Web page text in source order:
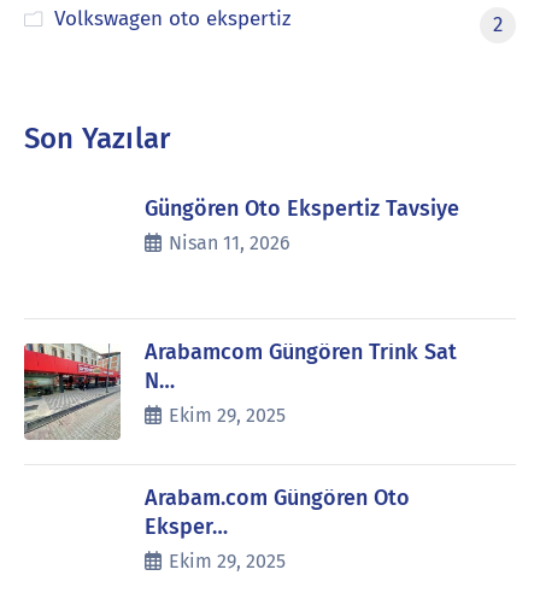
Volkswagen oto ekspertiz
2
Son Yazılar
Güngören Oto Ekspertiz Tavsiye
Nisan 11, 2026
Arabamcom Güngören Trink Sat
N…
Ekim 29, 2025
Arabam.com Güngören Oto
Eksper…
Ekim 29, 2025